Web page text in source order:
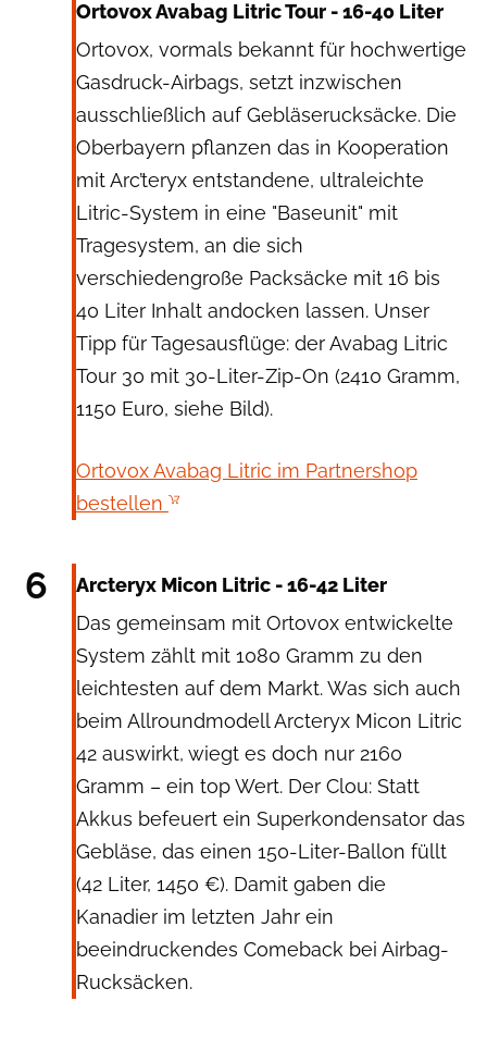
Ortovox Avabag Litric Tour - 16-40 Liter
Ortovox, vormals bekannt für hochwertige
Gasdruck-Airbags, setzt inzwischen
ausschließlich auf Gebläserucksäcke. Die
Oberbayern pflanzen das in Kooperation
mit Arc’teryx entstandene, ultraleichte
Litric-System in eine "Baseunit" mit
Tragesystem, an die sich
verschiedengroße Packsäcke mit 16 bis
40 Liter Inhalt andocken lassen. Unser
Tipp für Tagesausflüge: der Avabag Litric
Tour 30 mit 30-Liter-Zip-On (2410 Gramm,
1150 Euro, siehe Bild).
Ortovox Avabag Litric im Partnershop
bestellen
6
Arcteryx Micon Litric - 16-42 Liter
Das gemeinsam mit Ortovox entwickelte
System zählt mit 1080 Gramm zu den
leichtesten auf dem Markt. Was sich auch
beim Allroundmodell Arcteryx Micon Litric
42 auswirkt, wiegt es doch nur 2160
Gramm – ein top Wert. Der Clou: Statt
Akkus befeuert ein Superkondensator das
Gebläse, das einen 150-Liter-Ballon füllt
(42 Liter, 1450 €). Damit gaben die
Kanadier im letzten Jahr ein
beeindruckendes Comeback bei Airbag-
Rucksäcken.